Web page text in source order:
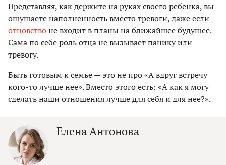
Представляя, как держите на руках своего ребенка, вы
ощущаете наполненность вместо тревоги, даже если
отцовствоне входит в планы на ближайшее будущее.
Сама по себе роль отца не вызывает панику или
тревогу.
Быть готовым к семье — это не про «А вдруг встречу
кого-то лучше нее». Вместо этого есть: «А как я могу
сделать наши отношения лучше для себя и для нее?».
Елена Антонова